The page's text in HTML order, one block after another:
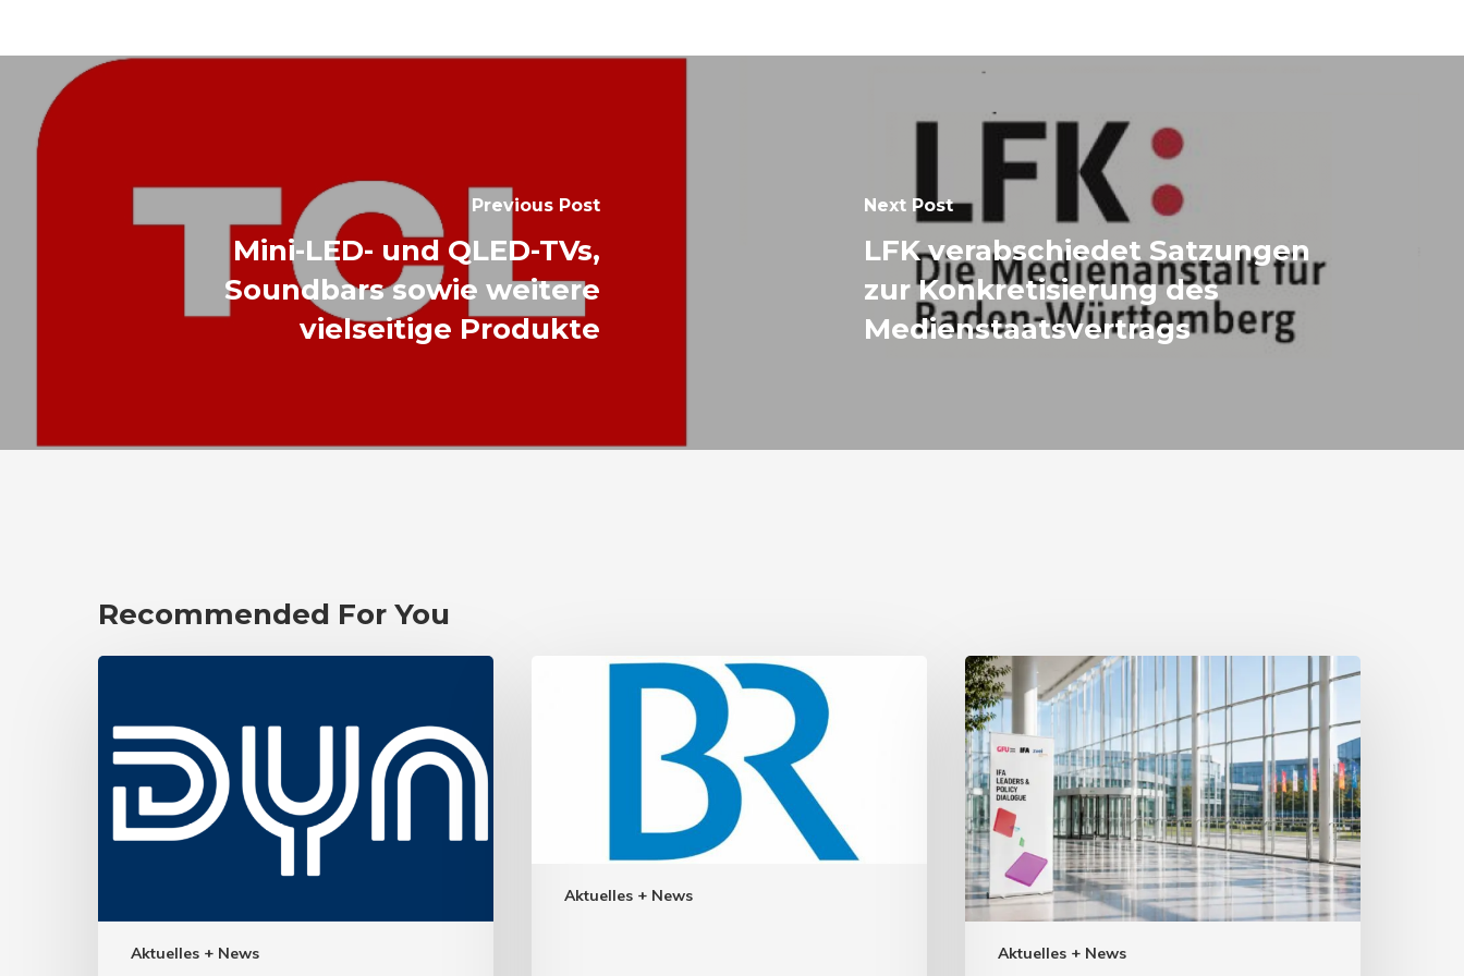
Previous Post
Mini-LED- und QLED-TVs,
Soundbars sowie weitere
vielseitige Produkte
Next Post
LFK verabschiedet Satzungen
zur Konkretisierung des
Medienstaatsvertrags
Recommended For You
Aktuelles + News
Aktuelles + News
Aktuelles + News